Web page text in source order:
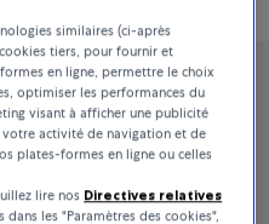
similaires (ci-après
tiers, pour fournir et
en ligne, permettre le choix
optimiser les performances du
visant à afficher une publicité
activité de navigation et de
plates-formes en ligne ou celles
lire nos Directives relatives
dans les "Paramètres des cookies",